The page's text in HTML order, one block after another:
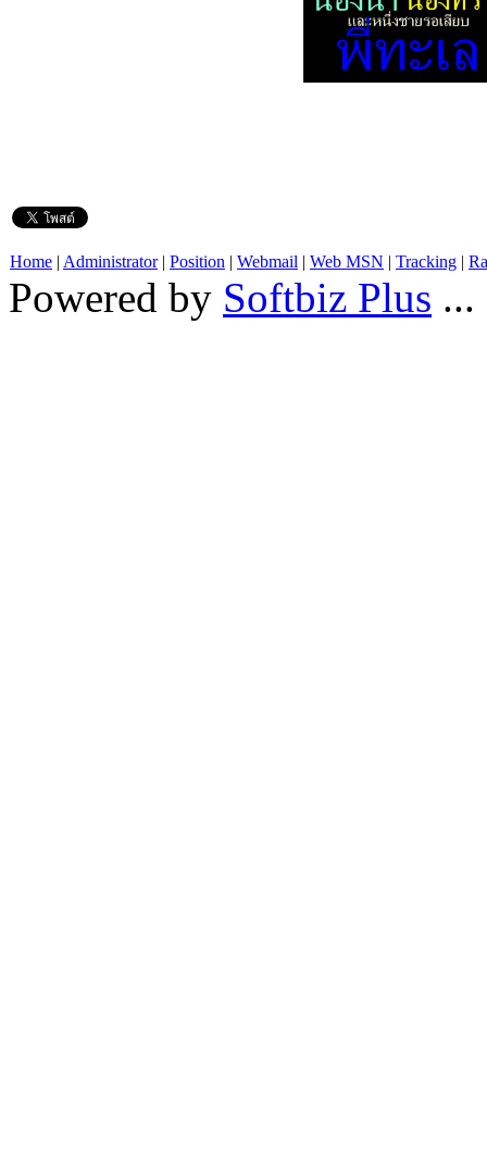
Home | Administrator| Position | Webmail | Web MSN | Tracking |
Powered by Softbiz Plus ...